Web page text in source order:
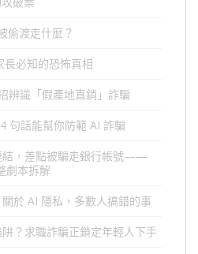
偷渡走什麼？
必知的恐怖真相
辨識「假產地直銷」詐騙
句話能幫你防範 AI 詐騙
結，差點被騙走銀行帳號——
劇本拆解
於 AI 隱私，多數人搞錯的事
？求職詐騙正鎖定年輕人下手